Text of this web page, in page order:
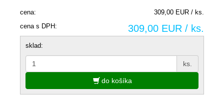
cena:
309,00 EUR / ks.
cena s DPH:
309,00 EUR / ks.
sklad:
ks.
do košíka